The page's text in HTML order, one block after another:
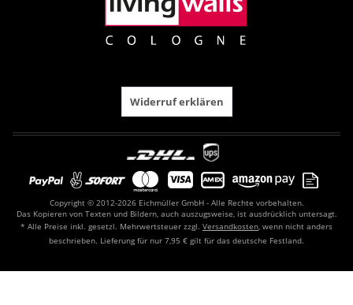
Widerruf erklären
Copyright © 2012-2026 Eichmüller GmbH - Alle Rechte vorbehalten.
Das Kopieren von Texten und Bildern, auch auszugsweise, ist ausdrücklich untersagt.
* Alle Preise inkl. gesetzl. Mehrwertsteuer zzgl. Versandkosten , wenn nicht anders
beschrieben. Lieferung für nur 7,95 € gilt für das deutsche Festland.